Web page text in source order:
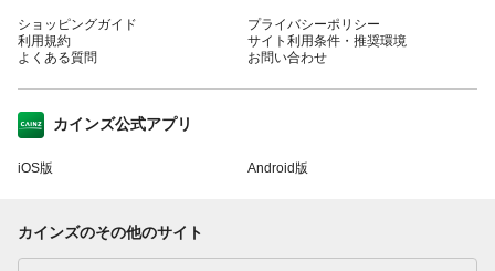
ショッピングガイド
利用規約
よくある質問
プライバシーポリシー
サイト利用条件・推奨環境
お問い合わせ
カインズ公式アプリ
iOS版 Android版
カインズのその他のサイト